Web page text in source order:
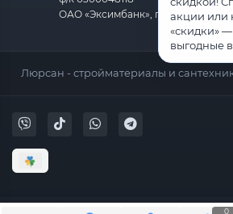
ОАО «Эксимбанк», г.Бендеры, р/с
Люрсан - стройматериалы и
акции или
«скидки»
выгодные
0